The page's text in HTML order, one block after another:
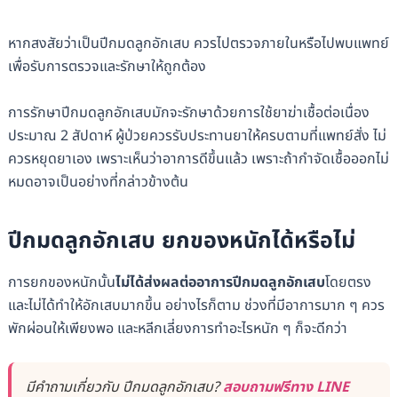
หากสงสัยว่าเป็นปีกมดลูกอักเสบ ควรไปตรวจภายในหรือไปพบแพทย์
เพื่อรับการตรวจและรักษาให้ถูกต้อง
การรักษาปีกมดลูกอักเสบมักจะรักษาด้วยการใช้ยาฆ่าเชื้อต่อเนื่อง
ประมาณ 2 สัปดาห์ ผู้ป่วยควรรับประทานยาให้ครบตามที่แพทย์สั่ง ไม่
ควรหยุดยาเอง เพราะเห็นว่าอาการดีขึ้นแล้ว เพราะถ้ากำจัดเชื้อออกไม่
หมดอาจเป็นอย่างที่กล่าวข้างต้น
ปีกมดลูกอักเสบ ยกของหนักได้หรือไม่
การยกของหนักนั้นไม่ได้ส่งผลต่ออาการปีกมดลูกอักเสบโดยตรง
และไม่ได้ทำให้อักเสบมากขึ้น อย่างไรก็ตาม ช่วงที่มีอาการมาก ๆ ควร
พักผ่อนให้เพียงพอ และหลีกเลี่ยงการทำอะไรหนัก ๆ ก็จะดีกว่า
มีคำถามเกี่ยวกับ ปีกมดลูกอักเสบ?สอบถามฟรีทาง LINE